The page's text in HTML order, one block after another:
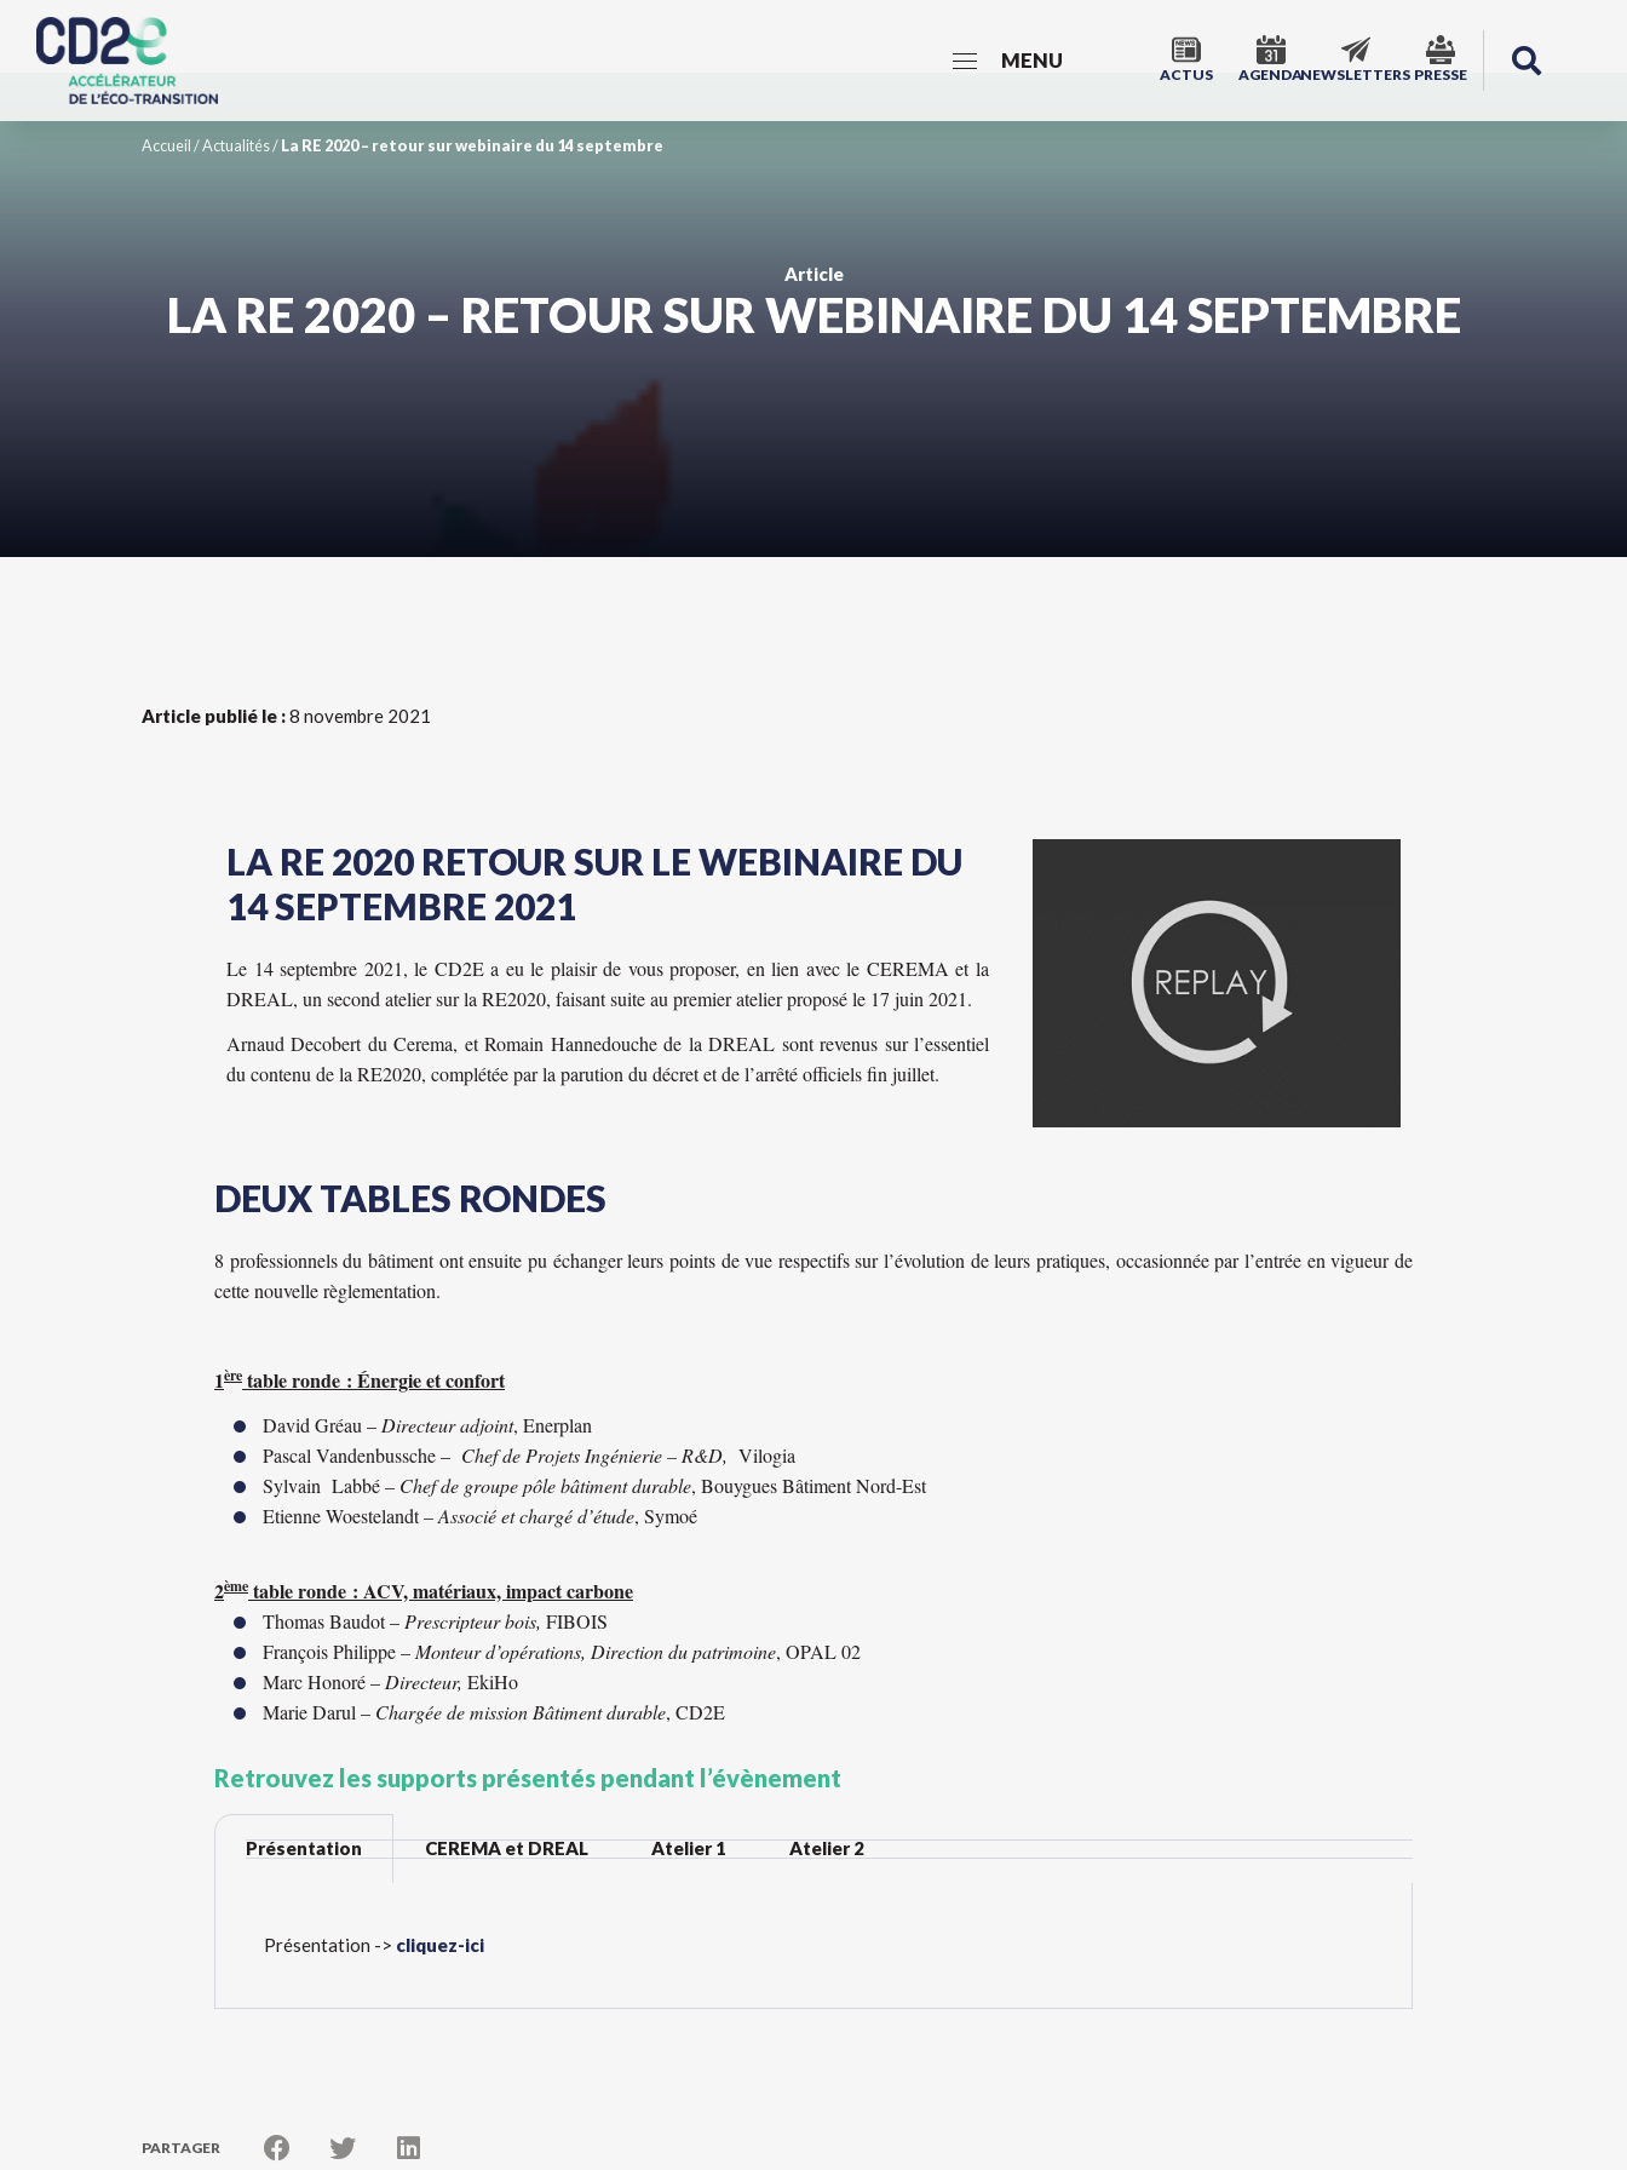
MENU
ACTUS AGENDANEWSLETTERS PRESSE
Accueil/Actualités/La RE 2020 – retour sur webinaire du 14 septembre
Article
LA RE 2020 – RETOUR SUR WEBINAIRE DU 14 SEPTEMBRE
Article publié le :8 novembre 2021
LA RE 2020 RETOUR SUR LE WEBINAIRE DU
14 SEPTEMBRE 2021
Le 14 septembre 2021, le CD2E a eu le plaisir de vous proposer, en lien avec le CEREMA et la
DREAL, un second atelier sur la RE2020, faisant suite au premier atelier proposé le 17 juin 2021.
Arnaud Decobert du Cerema, et Romain Hannedouche de la DREAL sont revenus sur l’essentiel
du contenu de la RE2020, complétée par la parution du décret et de l’arrêté officiels fin juillet.
DEUX TABLES RONDES
8 professionnels du bâtiment ont ensuite pu échanger leurs points de vue respectifs sur l’évolution de leurs pratiques, occasionnée par l’entrée en vigueur de
cette nouvelle règlementation.
1ère table ronde : Énergie et confort
David Gréau – Directeur adjoint, Enerplan
Pascal Vandenbussche – Chef de Projets Ingénierie – R&D, Vilogia
Sylvain Labbé – Chef de groupe pôle bâtiment durable, Bouygues Bâtiment Nord-Est
Etienne Woestelandt –Associé et chargé d’étude, Symoé
2ème table ronde : ACV, matériaux, impact carbone
Thomas Baudot – Prescripteur bois, FIBOIS
François Philippe – Monteur d’opérations, Direction du patrimoine, OPAL 02
Marc Honoré – Directeur, EkiHo
Marie Darul – Chargée de mission Bâtiment durable, CD2E
Retrouvez les supports présentés pendant l’évènement
Présentation CEREMA et DREAL Atelier 1 Atelier 2
Présentation -> cliquez-ici
PARTAGER